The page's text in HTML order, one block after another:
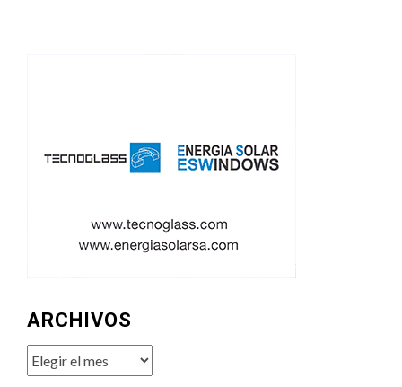
ARCHIVOS
Archivos